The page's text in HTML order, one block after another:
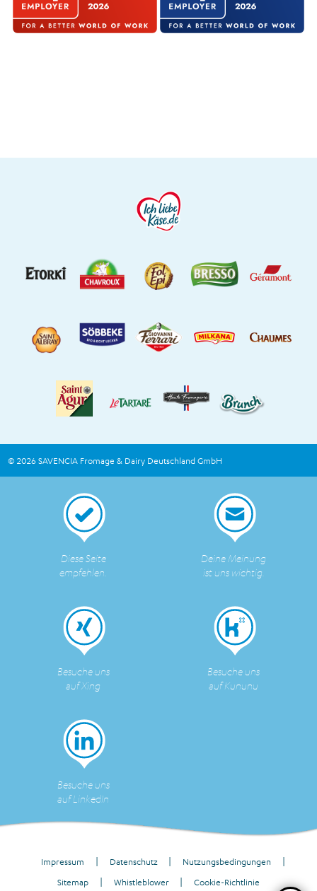
© 2026 SAVENCIA Fromage & Dairy Deutschland GmbH
Diese Seite
empfehlen.
Deine Meinung
ist uns wichtig.
Besuche uns
auf Xing
Besuche uns
auf Kununu
Besuche uns
auf LinkedIn
Impressum Datenschutz
Nutzungsbedingungen
Sitemap
Whistleblower Cookie-Richtlinie